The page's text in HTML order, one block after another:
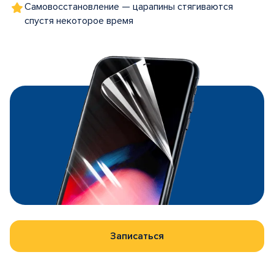
Самовосстановление — царапины стягиваются
спустя некоторое время
Записаться